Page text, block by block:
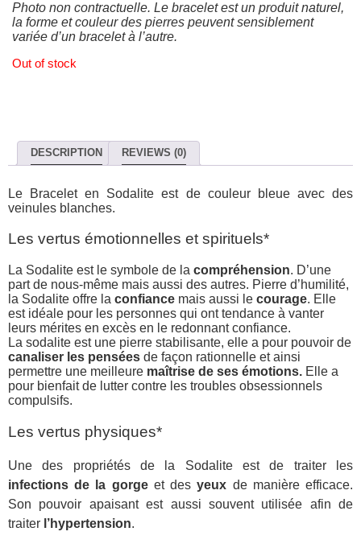
Photo non contractuelle. Le bracelet est un produit naturel,
la forme et couleur des pierres peuvent sensiblement
variée d’un bracelet à l’autre.
Out of stock
DESCRIPTION REVIEWS (0)
Le Bracelet en Sodalite est de couleur bleue avec des
veinules blanches.
Les vertus émotionnelles et spirituels*
La Sodalite est le symbole de la compréhension. D’une
part de nous-même mais aussi des autres. Pierre d’humilité,
la Sodalite offre la confiance mais aussi le courage. Elle
est idéale pour les personnes qui ont tendance à vanter
leurs mérites en excès en le redonnant confiance.
La sodalite est une pierre stabilisante, elle a pour pouvoir de
canaliser les pensées de façon rationnelle et ainsi
permettre une meilleure maîtrise de ses émotions. Elle a
pour bienfait de lutter contre les troubles obsessionnels
compulsifs.
Les vertus physiques*
Une des propriétés de la Sodalite est de traiter les
infections de la gorgeet desyeux de manière efficace.
Son pouvoir apaisant est aussi souvent utilisée afin de
traiter l’hypertension.